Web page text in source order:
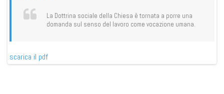
La Dottrina sociale della Chiesa è tornata a porre una
domanda sul senso del lavoro come vocazione umana.
scarica il pdf